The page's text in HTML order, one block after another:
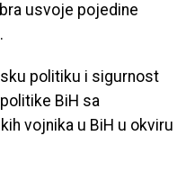
usvoje pojedine
politiku i sigurnost
BiH sa
vojnika u BiH u okviru